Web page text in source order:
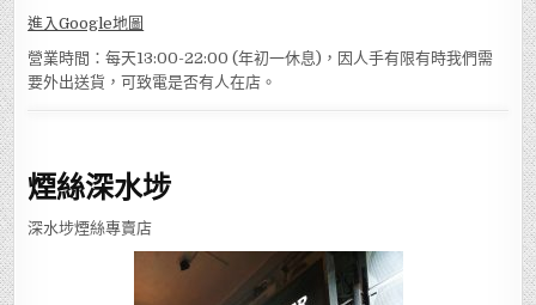
進入Google地圖
營業時間：每天13:00-22:00 (年初一休息)，因人手有限有時我們需
要外出送貨，可致電是否有人在店。
煙絲深水埗
深水埗煙絲專賣店